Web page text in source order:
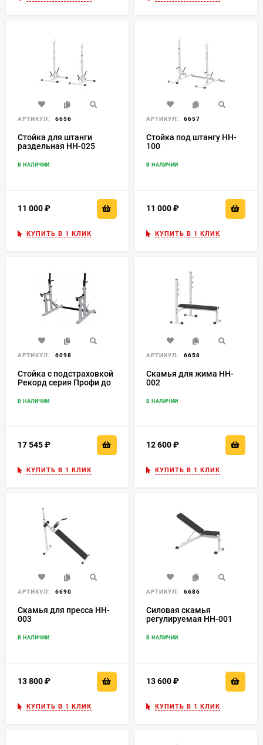
АРТИКУЛ: 6656
Стойка для штанги
раздельная HH-025
В НАЛИЧИИ
11 000
КУПИТЬ В 1 КЛИК
АРТИКУЛ: 6657
Стойка под штангу HH-
100
В НАЛИЧИИ
11 000
КУПИТЬ В 1 КЛИК
АРТИКУЛ: 6098
Стойка с подстраховкой
Рекорд серия Профи до
В НАЛИЧИИ
17 545
КУПИТЬ В 1 КЛИК
АРТИКУЛ: 6658
Скамья для жима HH-
002
В НАЛИЧИИ
12 600
КУПИТЬ В 1 КЛИК
АРТИКУЛ: 6690
Скамья для пресса HH-
003
В НАЛИЧИИ
13 800
КУПИТЬ В 1 КЛИК
АРТИКУЛ: 6686
Силовая скамья
регулируемая HH-001
В НАЛИЧИИ
13 600
КУПИТЬ В 1 КЛИК